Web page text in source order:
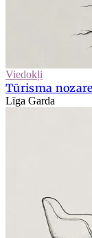
Viedokļi
Tūrisma
Līga Garda